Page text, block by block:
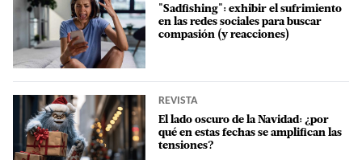
"Sadfishing": exhibir el sufrimiento
en las redes sociales para buscar
compasión (y reacciones)
REVISTA
El lado oscuro de la Navidad: ¿por
qué en estas fechas se amplifican las
tensiones?